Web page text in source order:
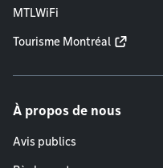
MTLWiFi
Tourisme Montréal
À propos de nous
Avis publics